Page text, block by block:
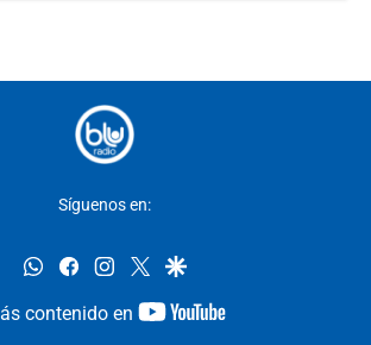
Síguenos en:
whatsappfacebookinstagram
twittergoogle
contenido en
youtube-